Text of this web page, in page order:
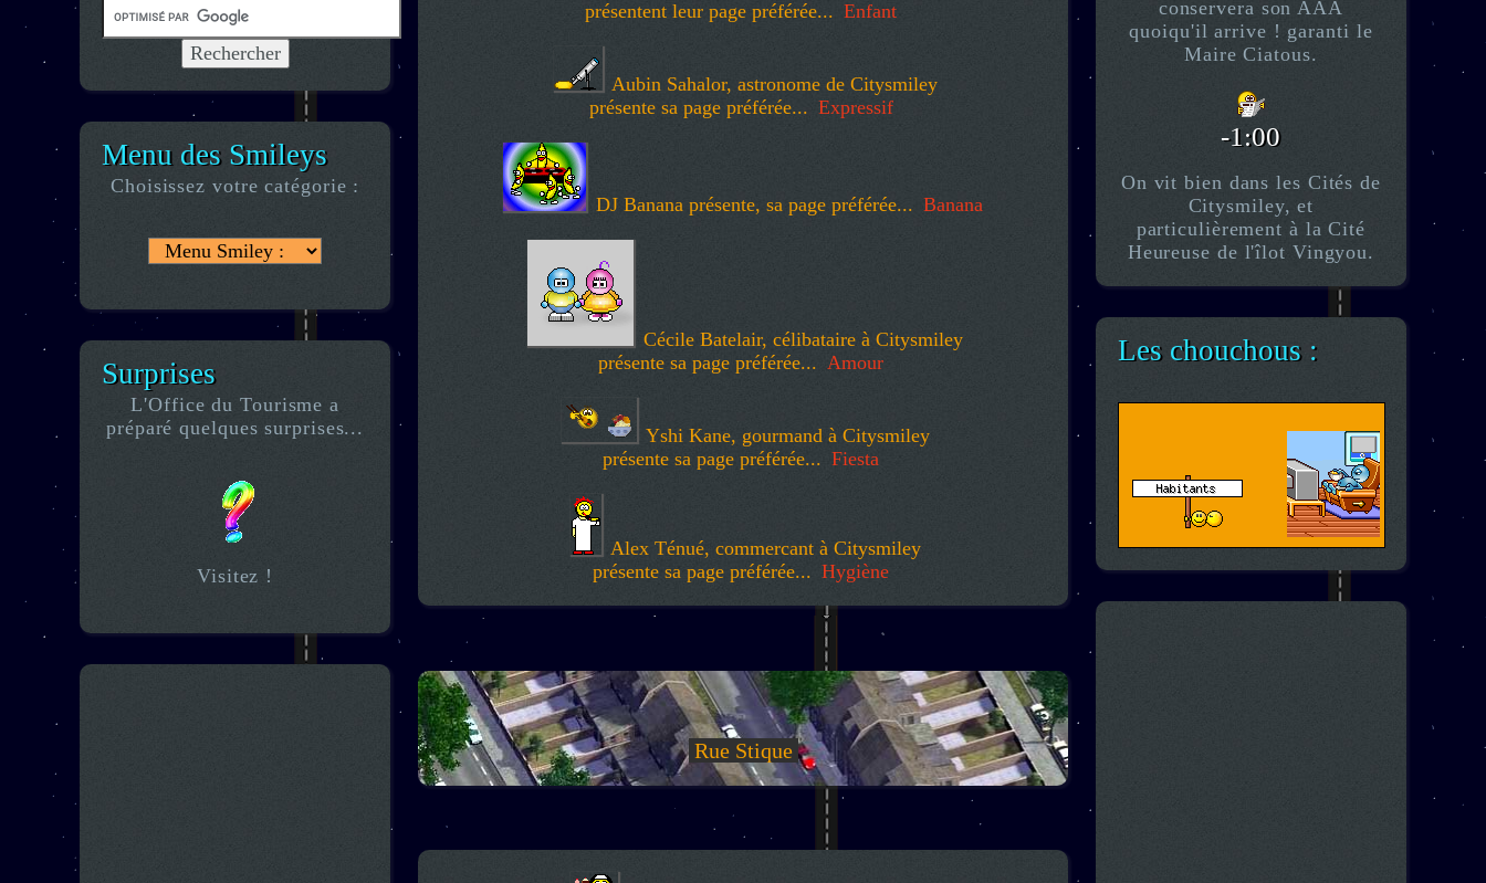
Menu des Smileys
Choisissez votre catégorie :
Surprises
L'Office du Tourisme a
préparé quelques surprises...
Visitez !
présentent leur page préférée... Enfant
Aubin Sahalor, astronome de Citysmiley
présente sa page préférée... Expressif
DJ Banana présente, sa page préférée... Banana
Cécile Batelair, célibataire à Citysmiley
présente sa page préférée... Amour
Yshi Kane, gourmand à Citysmiley
présente sa page préférée... Fiesta
Alex Ténué, commercant à Citysmiley
présente sa page préférée... Hygiène
Rue Stique
conservera son AAA
quoiqu'il arrive ! garanti le
Maire Ciatous.
-1:00
On vit bien dans les Cités de
Citysmiley, et
particulièrement à la Cité
Heureuse de l'îlot Vingyou.
Les chouchous :